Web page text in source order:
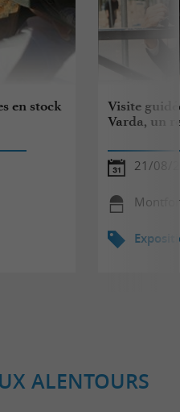
en stock
Visite
Varda, un
21/08/
ALENTOURS